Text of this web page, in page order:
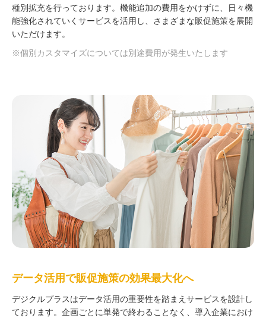
種別拡充を行っております。機能追加の費用をかけずに、日々機
能強化されていくサービスを活用し、さまざまな販促施策を展開
いただけます。
※個別カスタマイズについては別途費用が発生いたします
データ活用で販促施策の効果最大化へ
デジクルプラスはデータ活用の重要性を踏まえサービスを設計し
ております。企画ごとに単発で終わることなく、導入企業におけ